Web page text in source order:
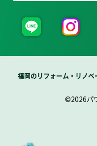
福岡のリフォーム・リノ
©2026パ